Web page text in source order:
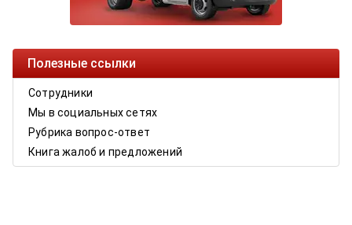
Полезные ссылки
Сотрудники
Мы в социальных сетях
Рубрика вопрос-ответ
Книга жалоб и предложений